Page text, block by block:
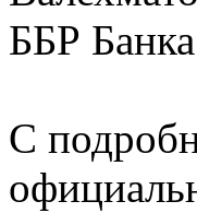
ББР
С